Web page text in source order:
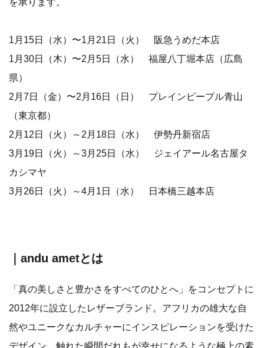
1月15日（水）〜1月21日（火） 阪急うめだ本店
1月30日（木）〜2月5日（水） 福屋八丁堀本店（広島
県）
2月7日（金）〜2月16日（日） プレインピープル青山
（東京都）
2月12日（火）～2月18日（水） 伊勢丹新宿店
3月19日（火）～3月25日（水） ジェイアール名古屋タ
カシマヤ
3月26日（火）～4月1日（水） 日本橋三越本店
｜andu ametとは
「真の美しさと豊かさをすべてのひとへ」をコンセプトに
2012年に設立したレザーブランド。アフリカの雄大な自
然やユニークなカルチャーにインスピレーションを受けた